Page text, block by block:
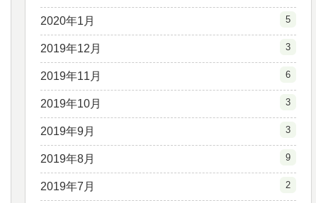
2020年1月 5
2019年12月 3
2019年11月 6
2019年10月 3
2019年9月 3
2019年8月 9
2019年7月 2